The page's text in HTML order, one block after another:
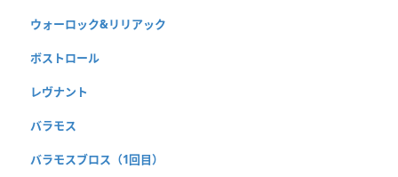
ウォーロック&リリアック
ボストロール
レヴナント
バラモス
バラモスブロス（1回目）